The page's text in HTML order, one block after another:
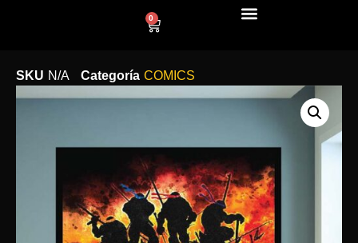
0
SKU N/A Categoría COMICS